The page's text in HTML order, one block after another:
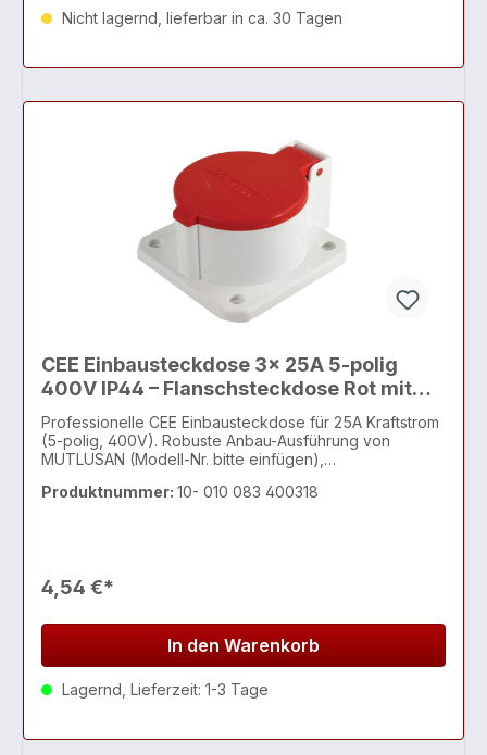
Nicht lagernd, lieferbar in ca. 30 Tagen
CEE Einbausteckdose 3x 25A 5-polig
400V IP44 – Flanschsteckdose Rot mit
Deckel
Professionelle CEE Einbausteckdose für 25A Kraftstrom
(5-polig, 400V). Robuste Anbau-Ausführung von
MUTLUSAN (Modell-Nr. bitte einfügen),
Flanschsteckdose für höhere Lasten in Industrie,
Produktnummer: 10- 010 083 400318
4,54 €*
In den Warenkorb
Lagernd, Lieferzeit: 1-3 Tage